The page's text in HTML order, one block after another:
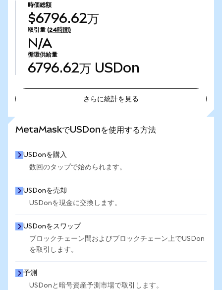
時価総額
$6796.62万
取引量 (24時間)
N/A
循環供給量
6796.62万 USDon
さらに統計を見る
MetaMaskでUSDonを使用する方法
USDonを購入
数回のタップで始められます。
USDonを売却
USDonを現金に交換します。
USDonをスワップ
ブロックチェーン間およびブロックチェーン上でUSDon
を取引します。
予測
USDonと暗号資産予測市場で取引します。